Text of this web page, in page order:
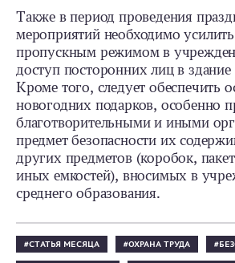
Также в период проведения
мероприятий необходимо
пропускным режимом в
доступ посторонних лиц в
Кроме того, следует обеспечить
новогодних подарков, особенно
благотворительными и иными
предмет безопасности их
других предметов (коробок,
иных емкостей), вносимых в
среднего образования.
СТАТЬЯ МЕСЯЦА ОХРАНА ТРУДА